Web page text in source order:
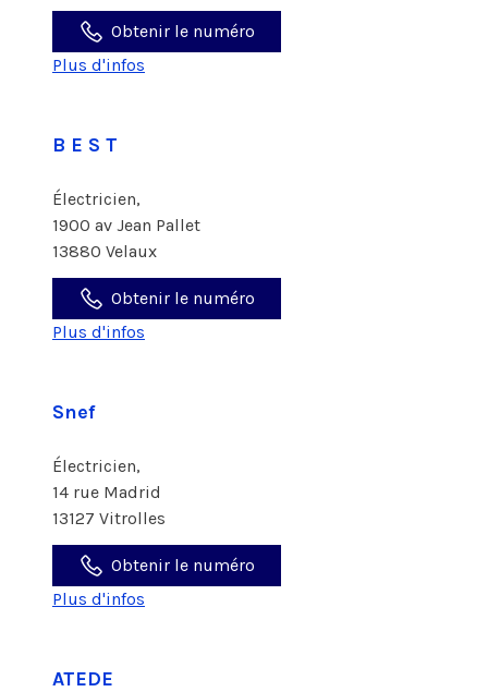
Obtenir le numéro
Plus d'infos
B E S T
Électricien,
1900 av Jean Pallet
13880 Velaux
Obtenir le numéro
Plus d'infos
Snef
Électricien,
14 rue Madrid
13127 Vitrolles
Obtenir le numéro
Plus d'infos
ATEDE